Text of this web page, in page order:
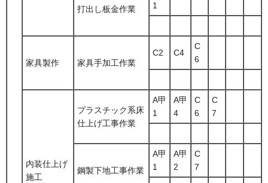
打出し板金作業 1
家具製作 家具手加工作業
C2 C4
C
6
内装仕上げ
施工
プラスチック系床
仕上げ工事作業
A甲
1
A甲
4
C
6
C
7
鋼製下地工事作業
A甲
1
A甲
2
C
7